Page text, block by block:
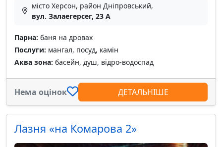
місто Херсон, район Дніпровський,
вул. Залаегерсег, 23 А
Парна: баня на дровах
Послуги: мангал, посуд, камін
Аква зона: басейн, душ, відро-водоспад
Нема оцінок ДЕТАЛЬНІШЕ
Лазня «на Комарова 2»